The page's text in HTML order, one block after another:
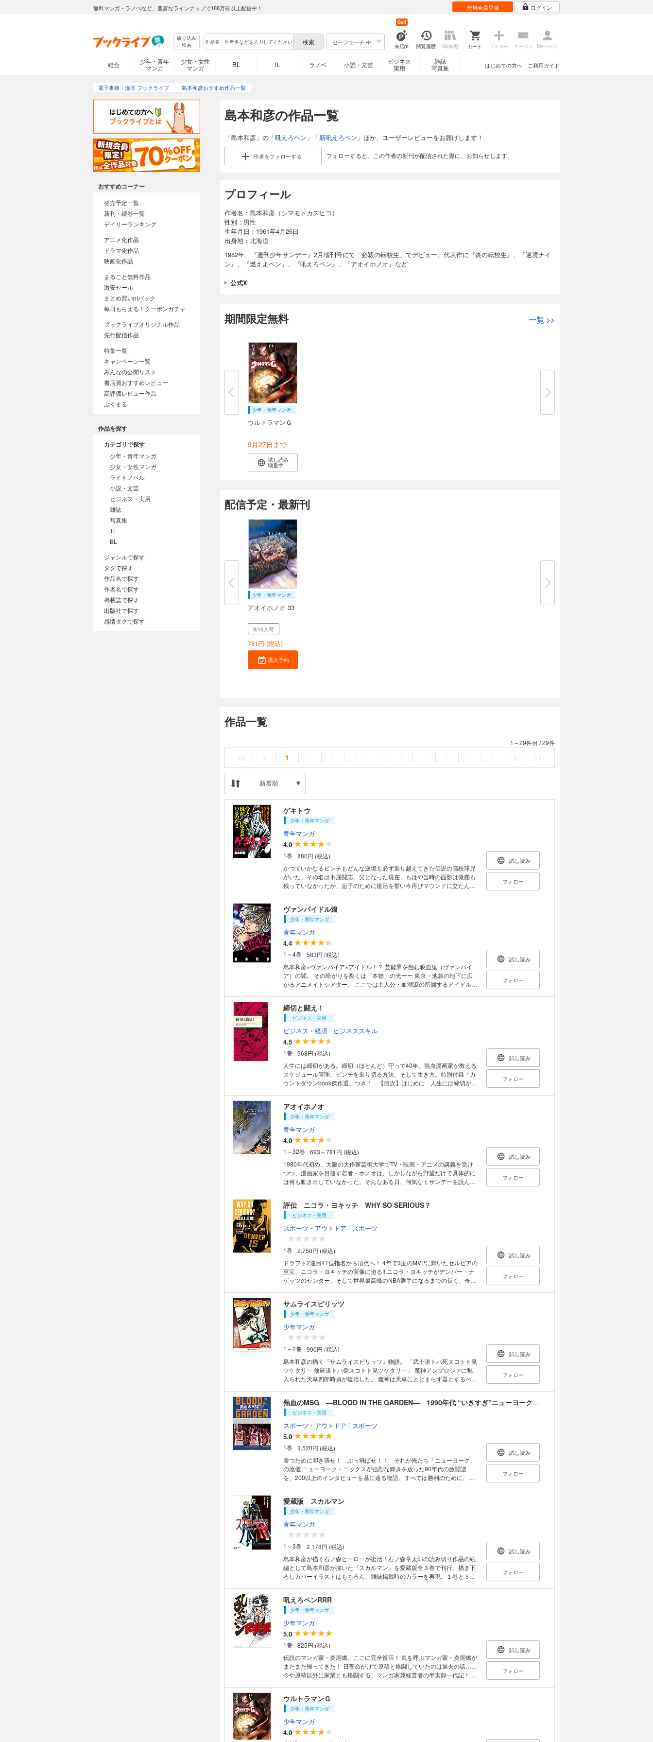
無料マンガ・ラノベなど、豊富なラインナップで188万冊以上配信中！ 無料会員登録 ログイン
絞り込み
検索
セーフサーチ 中
来店pt
Get!
閲覧履歴 My本棚 カート フォロー クーポン Myページ
総合
少年・青年
マンガ
少女・女性
マンガ
BL TL ラノベ 小説・文芸
ビジネス
実用
雑誌
写真集
ご利用ガイド
はじめての方へ
電子書籍・漫画 ブックライブ 島本和彦おすすめ作品一覧
島本和彦の作品一覧
「島本和彦」の「吼えろペン 」「新吼えろペン 」ほか、ユーザーレビューをお届けします！
作者をフォローする フォローすると、この作者の新刊が配信された際に、お知らせします。
プロフィール
作者名：島本和彦（シマモトカズヒコ）
性別：男性
生年月日：1961年4月26日
出身地：北海道
1982年、『週刊少年サンデー』2月増刊号にて「必殺の転校生」でデビュー。代表作に『炎の転校生』、『逆境ナイ
ン』、『燃えよペン』、『吼えろペン』、『アオイホノオ』など
公式X
期間限定無料 一覧 >>
少年・青年マンガ
ウルトラマンＧ
9月27日まで
試し読み
増量中
配信予定・最新刊
少年・青年マンガ
アオイホノオ 33
8/10入荷
781円 (税込)
購入予約
作品一覧
1～29件目 /29件
<< < 1 ・ ・ ・ ・ ・ ・ ・ ・ ・ > >>
新着順
ゲキトウ
少年・青年マンガ
青年マンガ
4.0
1巻
880円 (税込)
かつていかなるピンチもどんな逆境も必ず乗り越えてきた伝説の高校球児
がいた、その名は不屈闘志。父となった現在、もはや当時の面影は微塵も
残っていなかったが、息子のために復活を誓い今再びマウンドに立たんと
試し読み
フォロー
ヴァンパイドル滾
少年・青年マンガ
青年マンガ
4.4
1～4巻
583円 (税込)
島本和彦×ヴァンパイア×アイドル！？ 芸能界を蝕む吸血鬼（ヴァンパイ
ア）の闇。 その暗がりを裂くは「本物」の光ーー 東京・池袋の地下に広
がるアニメイトシアター。 ここでは主人公・血潮滾の所属するアイドルグ
ンが快感なアイドル・血潮滾を中心に織りなされる物語は予測不能でめく
る手が止まらない！？ 熱血漫画家・島本和彦の圧倒的な愛と熱で贈る最新
作、待望の第1巻！！
試し読み
フォロー
締切と闘え！
ビジネス・実用
ビジネス・経済 / ビジネススキル
4.5
1巻
968円 (税込)
人生には締切がある。締切（ほとんど）守って40年。熱血漫画家が教える
スケジュール管理、ピンチを乗り切る方法、そして生き方。特別付録「カ
ウントダウンbook傑作選」つき！ 【目次】はじめに 人生には締切があ
だ！／第5章 嫌な仕事こそ完璧に／第6章 自分の「面白い」を取り戻す
／第7章 机で死んじゃダメだ！／第8章 俺が一緒に殴られてやるよ！／
第9章 でもやっぱり、締切があると頑張れる／おわりに かっこよく負
ければいい／付録 カウントダウンbook傑作選
試し読み
フォロー
アオイホノオ
少年・青年マンガ
青年マンガ
4.0
1～32巻
693～781円 (税込)
1980年代初め。大阪の大作家芸術大学でTV・映画・アニメの講義を受け
つつ、漫画家を目指す若者・ホノオは、しかしながら野望だけで具体的に
は何も動き出していなかった。そんなある日、何気なくサンデーを読んで
試し読み
フォロー
評伝 ニコラ・ヨキッチ WHY SO SERIOUS？
ビジネス・実用
スポーツ・アウトドア / スポーツ
-
1巻
2,750円 (税込)
ドラフト2巡目41位指名から頂点へ！ 4年で3度のMVPに輝いたセルビアの
至宝、ニコラ・ヨキッチの実像に迫る!! ニコラ・ヨキッチがデンバー・ナ
ゲッツのセンター、そして世界最高峰のNBA選手になるまでの長く、奇妙
り下げ、パブリックイメージの裏に隠された真の人物像をつまびらかにす
る（本書より）。 【目次】 CHAPTER 序章 INTRODUCTION 1 ソンボ
ル Sombor 2 初恋 First Love 3 成長の苦悩 Growing Pains 4 成功の味
Taste of Success 5 ノヴィ・サド Novi Sad 6 リューバ・アニチッチ
Ljuba Anicic 7 ミスコ・ラズナトヴィッチ Misko Raznatovic 8 デヤ
ン・ミロイェヴィッチ Dejan Milojevic 9 ストラヒニャ Strahinja 10 メ
ガ・バスケット Mega Basket 11 謎の人 Riddler 12 発見 Discovery
13 フープサミット Hoop Summit 14 41位指名 No.41 15 サンタバー
バラ Santa Barbara 16 Ｐ３ P3 17 スタッシュイヤー Stash Year 18
駆け引き Diplomacy 19 サマーリーグ Summer League 20 トレーニング
キャンプ Training Camp 21 ルーキーイヤー Rookie Year 22 デプスチ
ャート Depth Chart- 23 バルカン・ビッグス Balkan Bigs 24 オリンピ
ック Olympics 25 クリス・フィンチ Chris Finch 26 転役 The Switch
試し読み
フォロー
サムライスピリッツ
少年・青年マンガ
少年マンガ
-
1～2巻
990円 (税込)
島本和彦の描く『サムライスピリッツ』物語。 「武士道トハ死ヌコトト見
ツケタリ― 修羅道トハ倒スコトト見ツケタリ―」 魔神アンプロジァに魅
入られた天草四郎時貞が復活した。 魔神は天草にとどまらず器とするべく
山の天狗様 スペシャルインタビュー1
試し読み
フォロー
熱血のMSG ―BLOOD IN THE GARDEN― 1990年代 “いきすぎ”ニューヨーク・ニックス激闘譜
ビジネス・実用
スポーツ・アウトドア / スポーツ
5.0
1巻
3,520円 (税込)
勝つために叩き潰せ！ ぶっ飛ばせ！！ それが俺たち「ニューヨーク」
の流儀 ニューヨーク・ニックスが強烈な輝きを放った90年代の激闘譜
を、200以上のインタビューを基に辿る物語。すべては勝利のために、な
う新言語 ２ 手榴弾を渡していたらどんなことになったやら ３ ライリーの
改革 ４ マイケル・ジョーダンをぶったおせ ５ ＭＳＧのゴール下は犯罪現
場? ６ 猛牛の群れに舞い降りた蝶 ７ 夜明け ８ 36時間のブレイクタイム
９ アンソニー・メイソンの謎 10 躍動するニックス 11 夢、追跡、そして
悪夢 12 信頼関係の問題 13 罪人たちの駆け引き 14 次々と生じる問題 15
ライリーの申し子 16 大炎上 17 打ち砕かれて 18 心臓移植 19 長すぎたつ
きあい 20 逆境を乗り越えて 21 終止符 「あと一歩」の不屈の精神 エピ
ローグ
試し読み
フォロー
愛蔵版 スカルマン
少年・青年マンガ
青年マンガ
-
1～3巻
2,178円 (税込)
島本和彦が描く石ノ森ヒーローが復活！石ノ森章太郎の読み切り作品の続
編として島本和彦が描いた『スカルマン』を愛蔵版全３巻で刊行。描き下
ろしカバーイラストはもちろん、雑誌掲載時のカラーを再現。１巻と３巻
試し読み
フォロー
吼えろペンRRR
少年・青年マンガ
少年マンガ
5.0
1巻
825円 (税込)
伝説のマンガ家・炎尾燃、ここに完全復活！ 嵐を呼ぶマンガ家・炎尾燃が
またまた帰ってきた！ 日夜命がけで原稿と格闘していたのは過去の話……
今や原稿以外に家業とも格闘する、マンガ家兼経営者の半実録一代記！ 超
ー番組に出演！？ ライバルは人気お笑い芸人たち！！！！ マンガ家が放
つ渾身のネタはテレビ業界に通用するのか！？ 島本和彦が画業40周年に
贈る渾身のリアル漫画家フィクション！！ お待たせしました第1集！！
試し読み
フォロー
ウルトラマンＧ
少年・青年マンガ
少年マンガ
4.0
おすすめコーナー
発売予定一覧
新刊・続巻一覧
デイリーランキング
アニメ化作品
ドラマ化作品
映画化作品
まるごと無料作品
激安セール
まとめ買いptバック
毎日もらえる！クーポンガチャ
ブックライブオリジナル作品
先行配信作品
特集一覧
キャンペーン一覧
みんなの公開リスト
書店員おすすめレビュー
高評価レビュー作品
ぶくまる
作品を探す
カテゴリで探す
少年・青年マンガ
少女・女性マンガ
ライトノベル
小説・文芸
ビジネス・実用
雑誌
写真集
TL
BL
ジャンルで探す
タグで探す
作品名で探す
作者名で探す
掲載誌で探す
出版社で探す
感情タグで探す